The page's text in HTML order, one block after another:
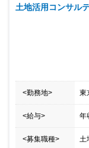
土地活用コンサル
<勤務地> 東
<給与> 年
<募集職種> 土